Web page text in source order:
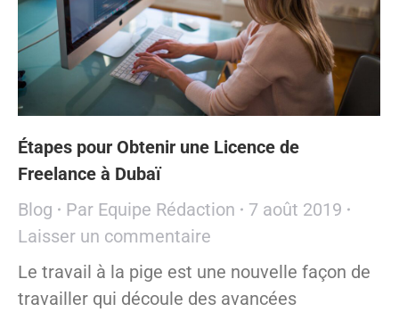
Étapes pour Obtenir une Licence de
Freelance à Dubaï
Blog
Par Equipe Rédaction
7 août 2019
Laisser un commentaire
Le travail à la pige est une nouvelle façon de
travailler qui découle des avancées